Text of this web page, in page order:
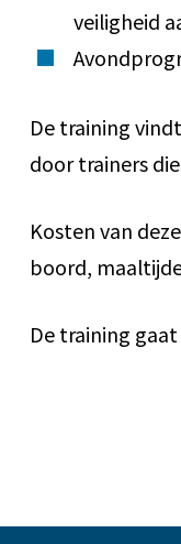
veiligheid
De training
door trainers
Kosten van
boord,
De training